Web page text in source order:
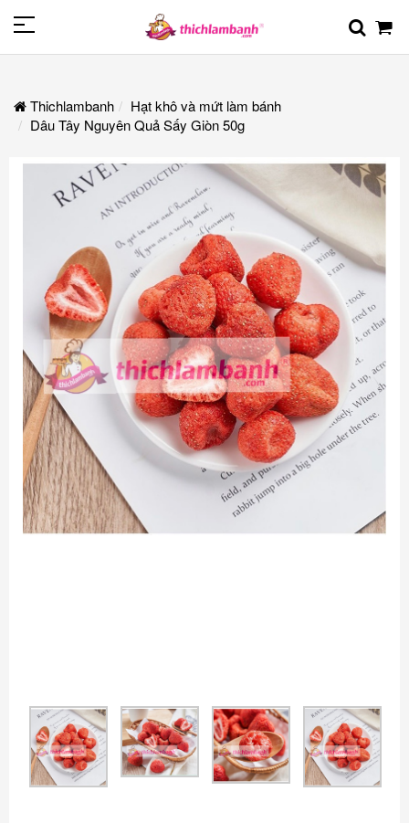
Thichlambanh
Hạt khô và mứt làm bánh
Dâu Tây Nguyên Quả Sấy Giòn 50g